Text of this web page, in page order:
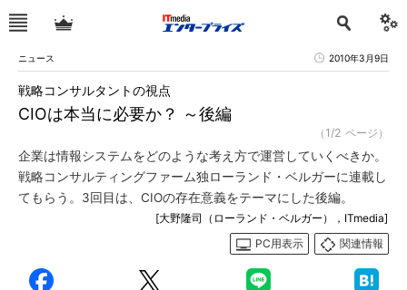
ニュース 2010年3月9日
CIOは本当に必要か？ ～後編
戦略コンサルタントの視点
（1/2 ページ）
企業は情報システムをどのような考え方で運営していくべきか。
戦略コンサルティングファーム独ローランド・ベルガーに連載し
てもらう。3回目は、CIOの存在意義をテーマにした後編。
[大野隆司（ローランド・ベルガー），ITmedia]
PC用表示
関連情報